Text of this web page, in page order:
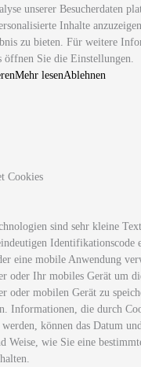
unserer Besucherdaten
Inhalte
zu bieten. Für weitere
öffnen Sie die Einstellungen.
Mehr lesenAblehnen
Cookies
sind sehr kleine
Identifikationscode
eine mobile Anwendung
oder Ihr mobiles Gerät um
oder mobilen Gerät zu
Informationen, die durch
können das Datum
Weise, wie Sie eine